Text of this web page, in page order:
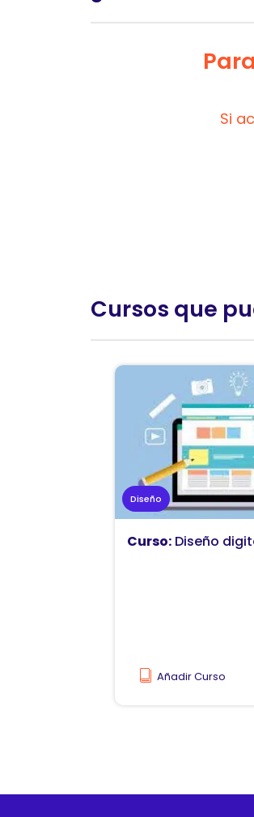
Si
Cursos que
Diseño
Curso: Diseño
Añadir Curso